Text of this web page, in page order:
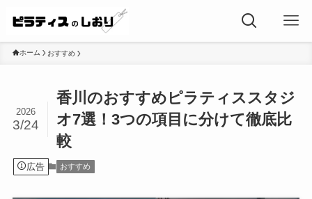
ホーム おすすめ
香川のおすすめピラティススタジ
オ7選！3つの項目に分けて徹底比
較
2026
3/24
広告 おすすめ